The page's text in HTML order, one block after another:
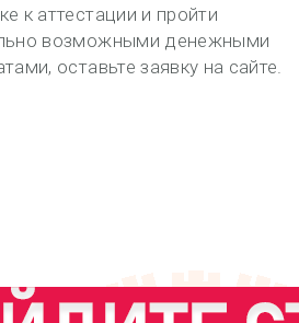
к аттестации и пройти
возможными денежными
оставьте заявку на сайте.